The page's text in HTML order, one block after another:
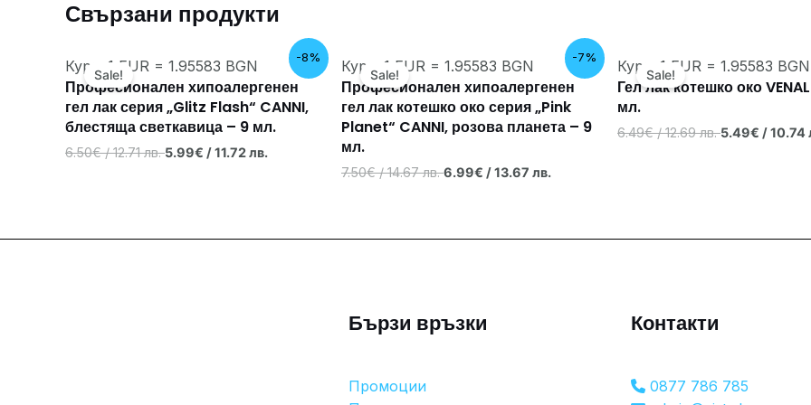
Свързани продукти
-8%
Курс: 1 EUR = 1.95583 BGN
Sale!
Професионален хипоалергенен
гел лак серия „Glitz Flash“ CANNI,
блестяща светкавица – 9 мл.
6.50€/ 12.71 лв.
price
was:
6.50€
/
12.71 лв..
5.99€ / 11.72 лв.
Текущата
цена
е:
5.99€
/
11.72 лв..
-7%
Курс: 1 EUR = 1.95583 BGN
Sale!
Професионален хипоалергенен
гел лак котешко око серия „Pink
Planet“ CANNI, розова планета – 9
мл.
7.50€/ 14.67 лв.
price
was:
/
14.67 лв..
6.99€ / 13.67 лв.
Текущата
цена
е:
6.99€
/
13.67 лв..
Курс: 1 EUR = 1.95583 BGN
Sale!
Гел лак котешко око
мл.
6.49€/ 12.69 лв.
price
was:
12.69 лв..
5.49€ / 10.74
Бързи връзки
Промоции
Контакти
0877 786 785